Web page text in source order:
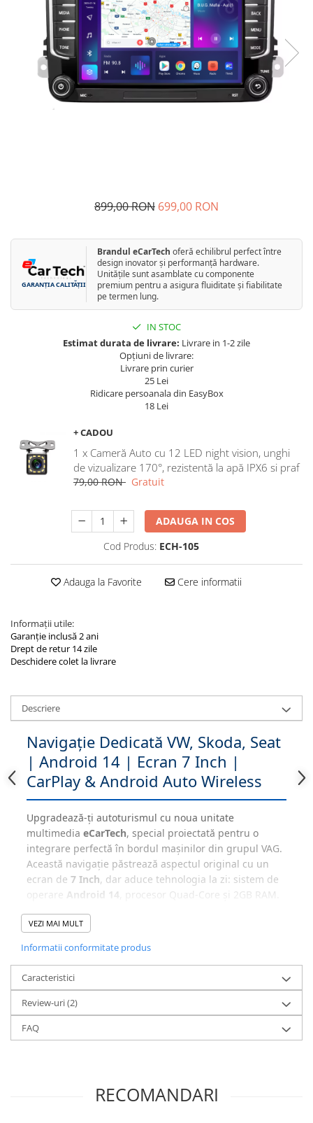
Navigatii Fiat
Navigatii Nissan
Navigatii Citroen
Navigatii Suzuki
Navigatii Mitsubishi
Navigatii Smart
Navigatii Honda
Navigatii Jeep
Navigatii Porsche
Navigatii Iveco
899,00 RON 699,00 RON
GARANȚIA CALITĂȚII
Brandul eCarTech oferă echilibrul perfect între
design inovator și performanță hardware.
Unitățile sunt asamblate cu componente
premium pentru a asigura fluiditate și fiabilitate
pe termen lung.
IN STOC
Estimat durata de livrare: Livrare in 1-2 zile
Opțiuni de livrare:
Livrare prin curier
25 Lei
Ridicare persoanala din EasyBox
18 Lei
+ CADOU
1 x Cameră Auto cu 12 LED night vision, unghi
de vizualizare 170°, rezistentă la apă IPX6 si praf
79,00 RON Gratuit
ADAUGA IN COS
Cod Produs: ECH-105
Adauga la Favorite Cere informatii
Informații utile:
Garanție inclusă 2 ani
Drept de retur 14 zile
Deschidere colet la livrare
Descriere
Navigație Dedicată VW, Skoda, Seat
| Android 14 | Ecran 7 Inch |
CarPlay & Android Auto Wireless
Upgradează-ți autoturismul cu noua unitate
multimedia eCarTech, special proiectată pentru o
integrare perfectă în bordul mașinilor din grupul VAG.
Această navigație păstrează aspectul original cu un
ecran de 7 Inch, dar aduce tehnologia la zi: sistem de
Android 14
, procesor Quad-Core și 2GB RAM.
Beneficiezi de conectivitate modernă prin
Android Auto Wireless
YouTube și Spotify fără cabluri, direct pe ecranul
mașinii.
Interfață Intuitivă și Modernă cu peste 5
VEZI MAI MULT
Informatii conformitate produs
Caracteristici
Review-uri(2)
FAQ
RECOMANDARI